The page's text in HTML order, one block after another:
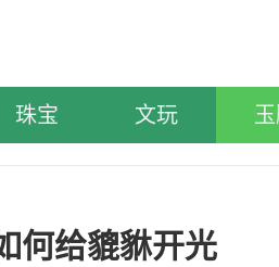
珠宝 文玩
何给貔貅开光